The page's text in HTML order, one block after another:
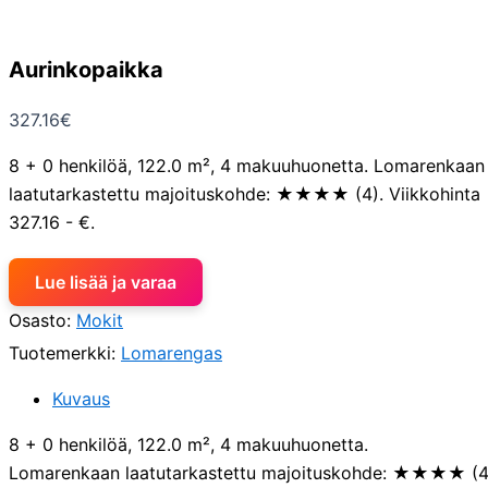
Aurinkopaikka
327.16€
8 + 0 henkilöä, 122.0 m², 4 makuuhuonetta. Lomarenkaan
laatutarkastettu majoituskohde: ★★★★ (4). Viikkohinta
327.16 - €.
Lue lisää ja varaa
Osasto: Mokit
Tuotemerkki: Lomarengas
Kuvaus
8 + 0 henkilöä, 122.0 m², 4 makuuhuonetta.
Lomarenkaan laatutarkastettu majoituskohde: ★★★★